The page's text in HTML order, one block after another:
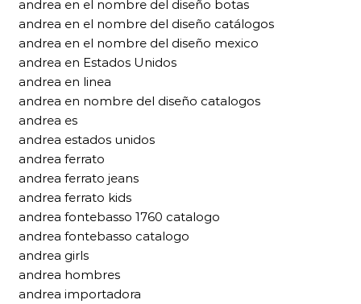
andrea en el nombre del diseño botas
andrea en el nombre del diseño catálogos
andrea en el nombre del diseño mexico
andrea en Estados Unidos
andrea en linea
andrea en nombre del diseño catalogos
andrea es
andrea estados unidos
andrea ferrato
andrea ferrato jeans
andrea ferrato kids
andrea fontebasso 1760 catalogo
andrea fontebasso catalogo
andrea girls
andrea hombres
andrea importadora